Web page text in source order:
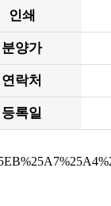
인쇄
분양가
연락처
등록일